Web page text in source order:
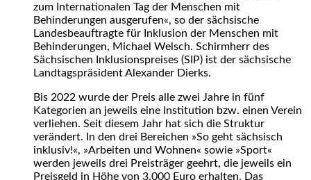
zum Internationalen Tag der Menschen mit
Behinderungen ausgerufen«, so der sächsische
Landesbeauftragte für Inklusion der Menschen mit
Behinderungen, Michael Welsch. Schirmherr des
Sächsischen Inklusionspreises (SIP) ist der sächsische
Landtagspräsident Alexander Dierks.
Bis 2022 wurde der Preis alle zwei Jahre in fünf
Kategorien an jeweils eine Institution bzw. einen Verein
verliehen. Seit diesem Jahr hat sich die Struktur
verändert. In den drei Bereichen »So geht sächsisch
inklusiv!«, »Arbeiten und Wohnen« sowie »Sport«
werden jeweils drei Preisträger geehrt, die jeweils ein
Preisgeld in Höhe von 3.000 Euro erhalten. Das